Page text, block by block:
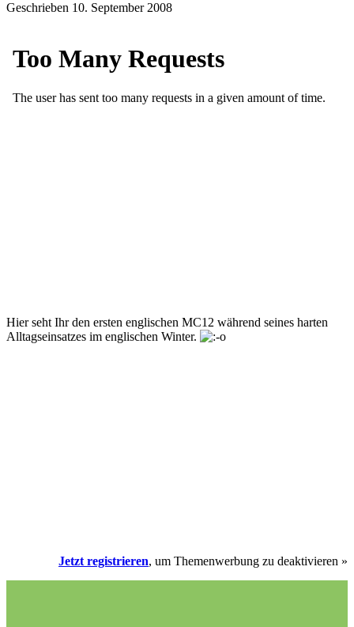
Geschrieben 10. September 2008
Hier seht Ihr den ersten englischen MC12 während seines harten
Alltagseinsatzes im englischen Winter.
Jetzt registrieren, um Themenwerbung zu deaktivieren »